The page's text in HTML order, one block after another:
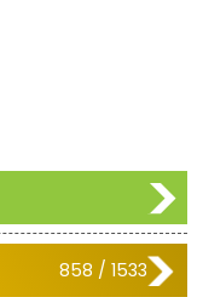
858 / 1533